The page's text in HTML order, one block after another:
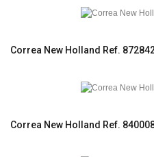
Correa New Holland Ref.
Correa New Holland Ref.